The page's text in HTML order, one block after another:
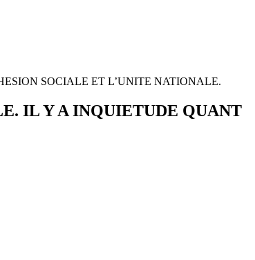
SOCIALE ET L’UNITE NATIONALE.
IL Y A INQUIETUDE QUANT